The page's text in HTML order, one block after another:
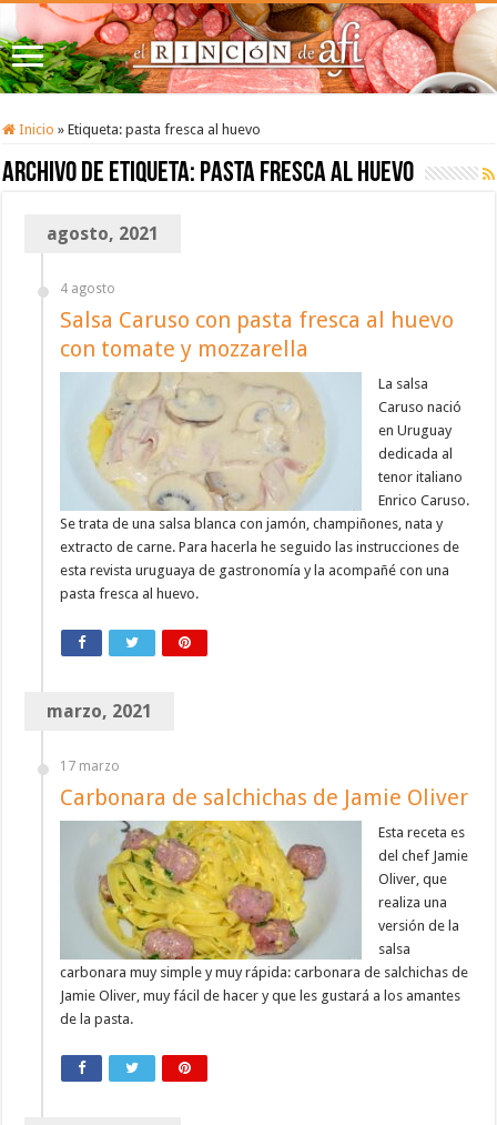
Inicio » Etiqueta:pasta fresca al huevo
Archivo de etiqueta: pasta fresca al huevo
agosto, 2021
4 agosto
Salsa Caruso con pasta fresca al huevo
con tomate y mozzarella
La salsa
Caruso nació
en Uruguay
dedicada al
tenor italiano
Enrico Caruso.
Se trata de una salsa blanca con jamón, champiñones, nata y
extracto de carne. Para hacerla he seguido las instrucciones de
esta revista uruguaya de gastronomía y la acompañé con una
pasta fresca al huevo.
marzo, 2021
17 marzo
Carbonara de salchichas de Jamie Oliver
Esta receta es
del chef Jamie
Oliver, que
realiza una
versión de la
salsa
carbonara muy simple y muy rápida: carbonara de salchichas de
Jamie Oliver, muy fácil de hacer y que les gustará a los amantes
de la pasta.